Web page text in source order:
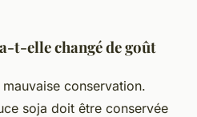
t-elle changé de goût
mauvaise conservation.
soja doit être conservée